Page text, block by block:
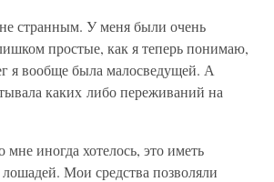
странным. У меня были очень
простые, как я теперь понимаю,
я вообще была малосведущей. А
каких либо переживаний на
мне иногда хотелось, это иметь
Мои средства позволяли